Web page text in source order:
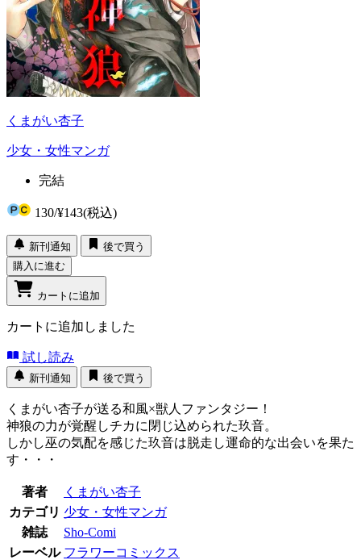
くまがい杏子
少女・女性マンガ
完結
130/¥143(税込)
新刊通知
後で買う
購入に進む
カートに追加
カートに追加しました
試し読み
新刊通知 後で買う
くまがい杏子が送る和風×獣人ファンタジー！
神狼の力が覚醒しチカに閉じ込められた玖音。
しかし巫の気配を感じた玖音は脱走し運命的な出会いを果た
す・・・
著者
くまがい杏子
カテゴリ 少女・女性マンガ
雑誌
Sho-Comi
レーベル フラワーコミックス